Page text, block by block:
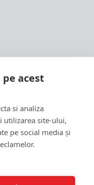
acest
si analiza
utilizarea site-ului,
pe social media și